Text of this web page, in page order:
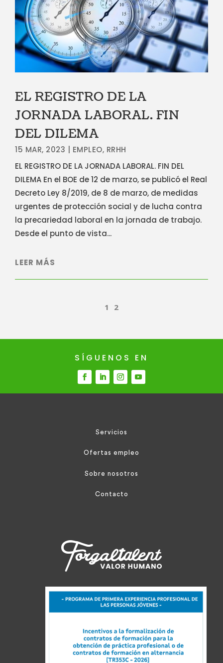
EL REGISTRO DE LA
JORNADA LABORAL. FIN
DEL DILEMA
15 MAR, 2023 | EMPLEO, RRHH
EL REGISTRO DE LA JORNADA LABORAL. FIN DEL
DILEMA En el BOE de 12 de marzo, se publicó el Real
Decreto Ley 8/2019, de 8 de marzo, de medidas
urgentes de protección social y de lucha contra
la precariedad laboral en la jornada de trabajo.
Desde el punto de vista...
LEER MÁS
1 2
SÍGUENOS EN
Servicios
Ofertas empleo
Sobre nosotros
Contacto